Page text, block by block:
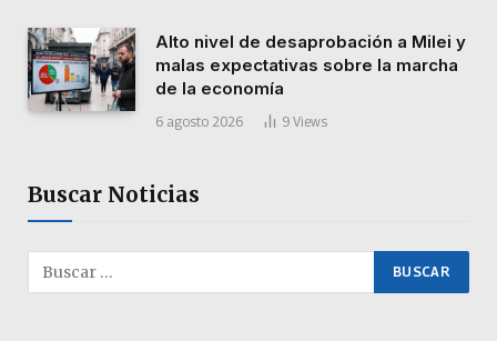
Alto nivel de desaprobación a Milei y
malas expectativas sobre la marcha
de la economía
6 agosto 2026 9 Views
Buscar Noticias